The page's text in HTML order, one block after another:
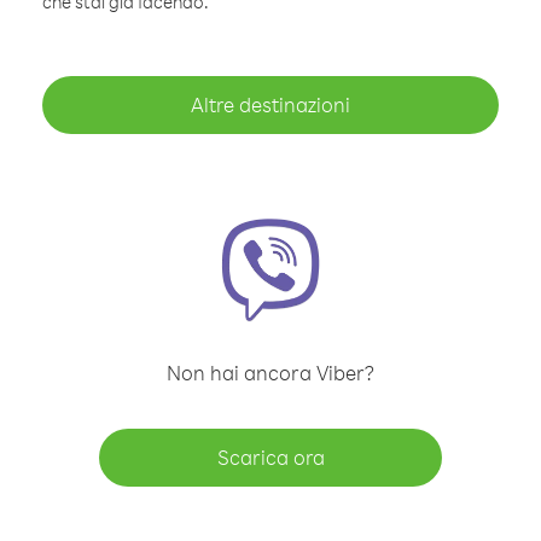
Altre destinazioni
Non hai ancora Viber?
Scarica ora